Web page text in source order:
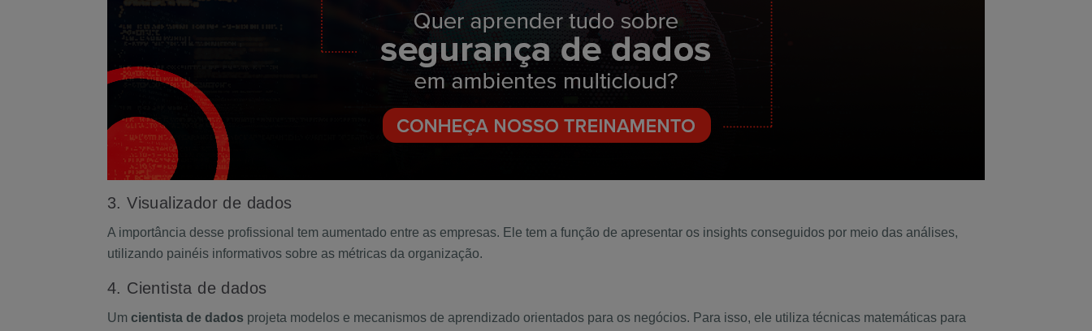
3. Visualizador de dados
A importância desse profissional tem aumentado entre as empresas. Ele tem a função de apresentar os insights conseguidos por meio das análises,
utilizando painéis informativos sobre as métricas da organização.
4. Cientista de dados
Um cientista de dados projeta modelos e mecanismos de aprendizado orientados para os negócios. Para isso, ele utiliza técnicas matemáticas para